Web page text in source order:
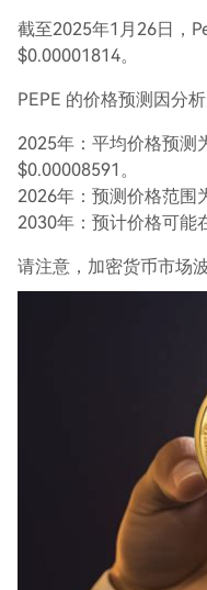
截至2025年1月26日，
$0.00001814。
PEPE 的价格预测因分析
2025年：平均价格预测
$0.00008591。
2026年：预测价格范围
2030年：预计价格可能
请注意，加密货币市场